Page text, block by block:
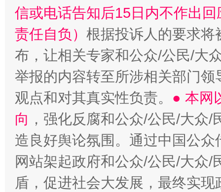
信或电话告知后15日内不作出
责任自负） 根据投诉人的要求将
布，让相关专家和公众/公民/大
举报的内容转至所涉相关部门
观点和对其真实性负责。 ● 本网
向 ，强化反腐和公众/公民/大众
造良好舆论氛围。通过中国公
网站架起政府和公众/公民/大众
盾，促进社会大发展，最终实